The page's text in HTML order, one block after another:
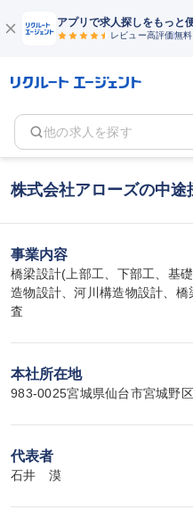
アプリで求人探しをもっと
レビュー高評価無料
他の求人を探す
株式会社アローズの中途
事業内容
橋梁設計(上部工、下部工、基
造物設計、河川構造物設計、
査
本社所在地
983-0025宮城県仙台市宮城野
代表者
石井　漠